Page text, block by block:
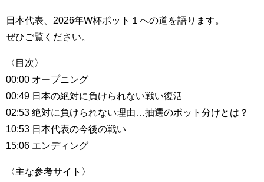
日本代表、2026年W杯ポット１への道を語ります。
ぜひご覧ください。
〈目次〉
00:00 オープニング
00:49 日本の絶対に負けられない戦い復活
02:53 絶対に負けられない理由…抽選のポット分けとは？
10:53 日本代表の今後の戦い
15:06 エンディング
〈主な参考サイト〉